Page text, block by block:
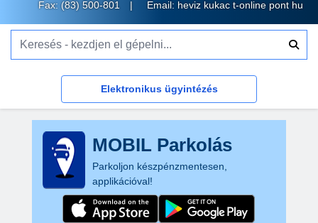
Fax: (83) 500-801
Email: heviz kukac t-online pont hu
Elektronikus ügyintézés
MOBIL Parkolás
Parkoljon készpénzmentesen,
applikációval!